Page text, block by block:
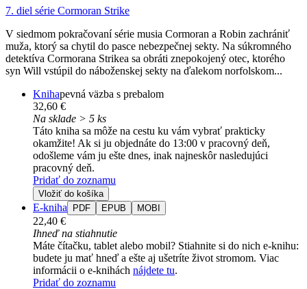
7. diel série Cormoran Strike
V siedmom pokračovaní série musia Cormoran a Robin zachrániť
muža, ktorý sa chytil do pasce nebezpečnej sekty. Na súkromného
detektíva Cormorana Strikea sa obráti znepokojený otec, ktorého
syn Will vstúpil do náboženskej sekty na ďalekom norfolskom...
Knihapevná väzba s prebalom
32,60 €
Na sklade > 5 ks
Táto kniha sa môže na cestu ku vám vybrať prakticky
okamžite! Ak si ju objednáte do 13:00 v pracovný deň,
odošleme vám ju ešte dnes, inak najneskôr nasledujúci
pracovný deň.
Pridať do zoznamu
Vložiť do košíka
E-kniha PDF EPUB MOBI
22,40 €
Ihneď na stiahnutie
Máte čítačku, tablet alebo mobil? Stiahnite si do nich e-knihu:
budete ju mať hneď a ešte aj ušetríte život stromom. Viac
informácii o e-knihách nájdete tu.
Pridať do zoznamu